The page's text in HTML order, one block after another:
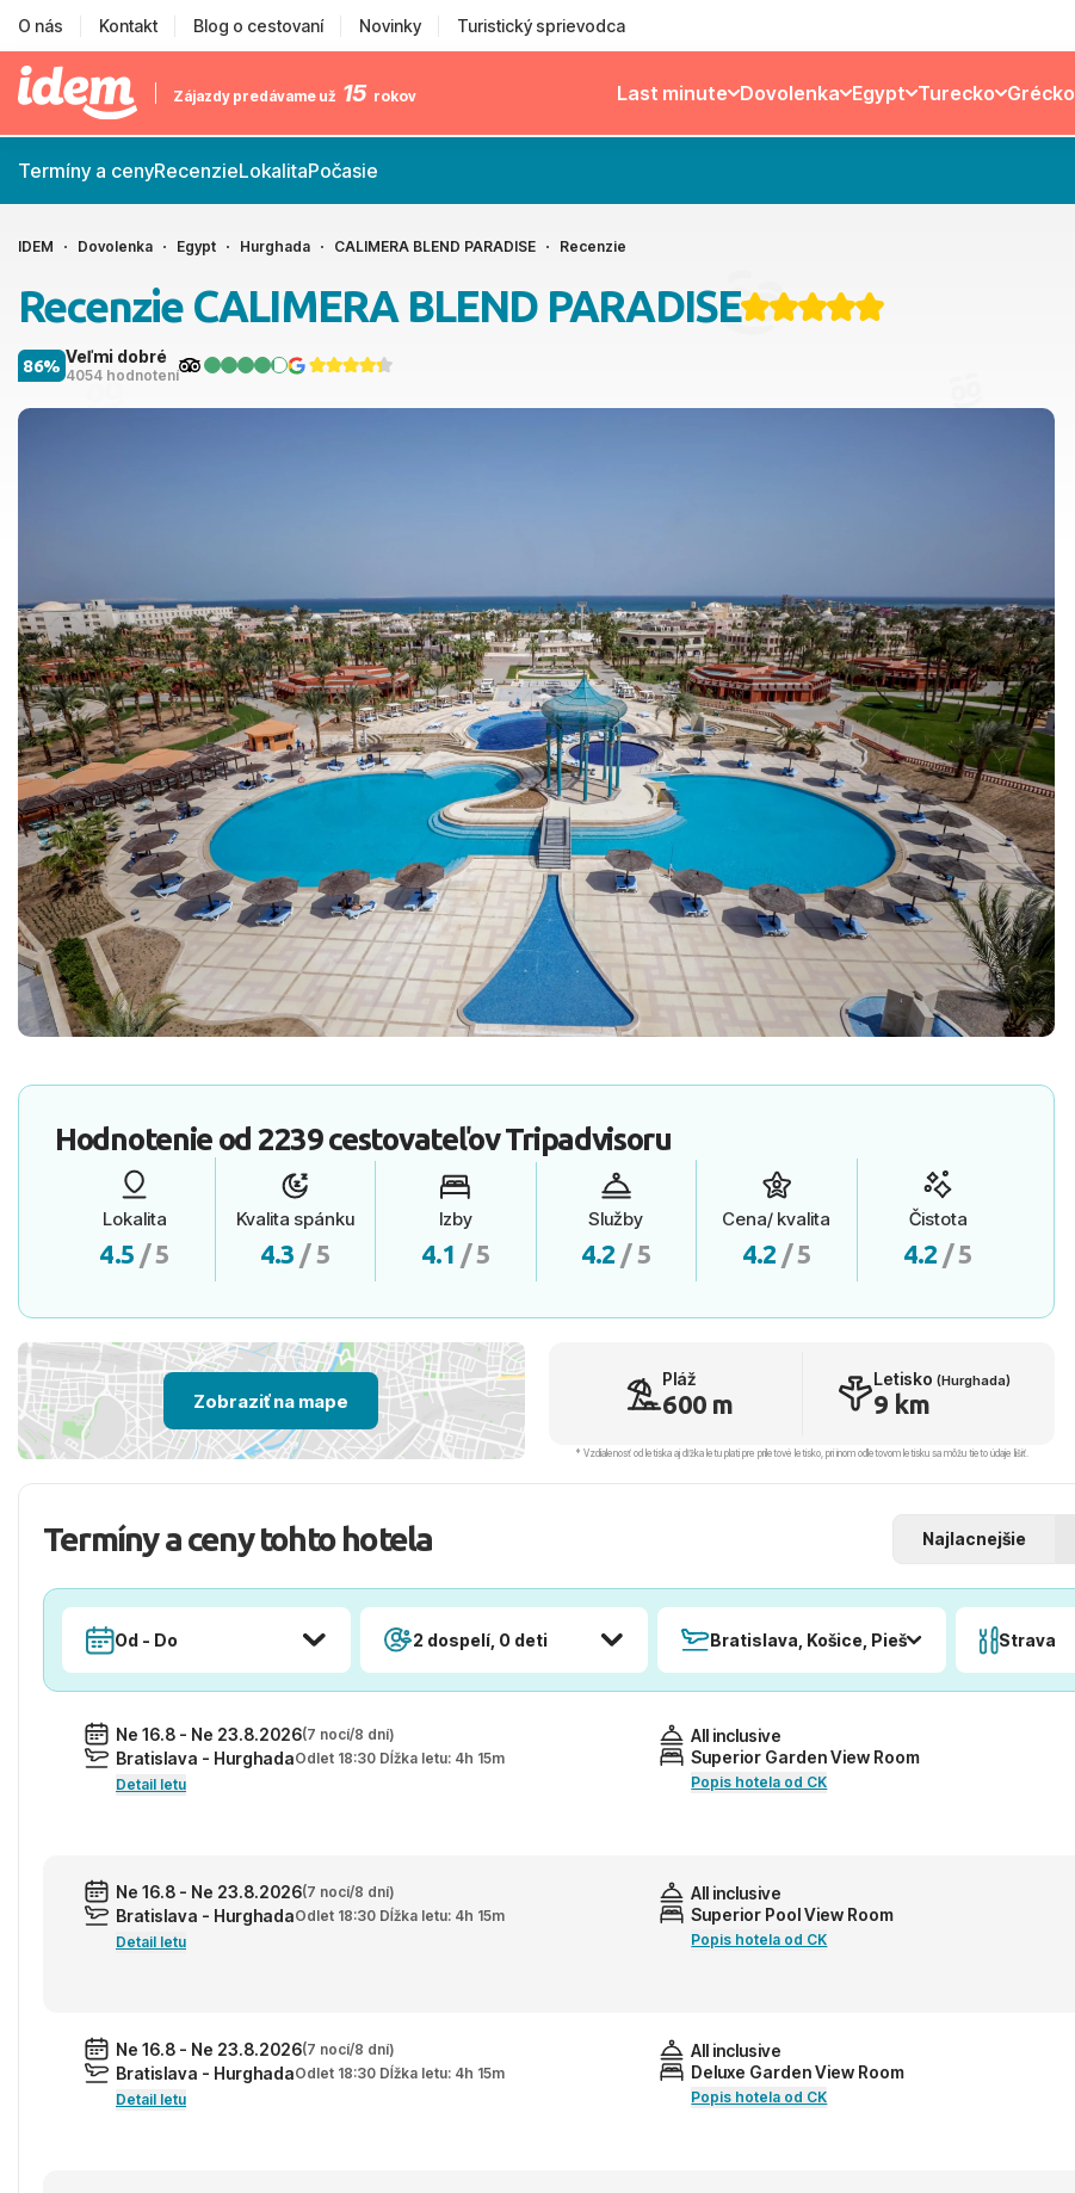
O nás Kontakt Blog o cestovaní Novinky Turistický sprievodca
Zájazdy predávame už 15 rokov Last minute Dovolenka Egypt Turecko Grécko
Termíny a cenyRecenzieLokalitaPočasie
IDEM Dovolenka Egypt Hurghada CALIMERA BLEND PARADISE Recenzie
Recenzie CALIMERA BLEND PARADISE
Veľmi dobré
4054 hodnotení
86%
Hodnotenie od 2239 cestovateľovTripadvisoru
Lokalita
4.5 / 5
Kvalita spánku
4.3 / 5
Izby
4.1 / 5
Služby
4.2 / 5
Cena/ kvalita
4.2 / 5
Čistota
4.2 / 5
Zobraziť na mape
Pláž
600 m
Letisko(Hurghada)
9 km
* Vzdialenosť od letiska aj dľžka letu platí pre príletové letisko, pri inom odletovom letisku sa môžu tieto údaje líšiť.
Termíny a ceny tohto hotela Najlacnejšie
Od - Do 2 dospelí, 0 deti Bratislava, Košice, Piešťany, PopradStrava
Ne 16.8 - Ne 23.8.2026(7 nocí/8 dní)
Bratislava - HurghadaOdlet 18:30 Dĺžka letu: 4h 15m
Detail letu
All inclusive
Superior Garden View Room
Popis hotela od CK
Ne 16.8 - Ne 23.8.2026(7 nocí/8 dní)
Bratislava - HurghadaOdlet 18:30 Dĺžka letu: 4h 15m
Detail letu
All inclusive
Superior Pool View Room
Popis hotela od CK
Ne 16.8 - Ne 23.8.2026(7 nocí/8 dní)
Bratislava - HurghadaOdlet 18:30 Dĺžka letu: 4h 15m
Detail letu
All inclusive
Deluxe Garden View Room
Popis hotela od CK